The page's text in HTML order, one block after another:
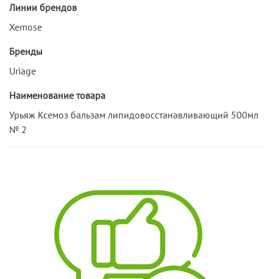
Линии брендов
Xemose
Бренды
Uriage
Наименование товара
Урьяж Ксемоз бальзам липидовосстанавливающий 500мл
№ 2